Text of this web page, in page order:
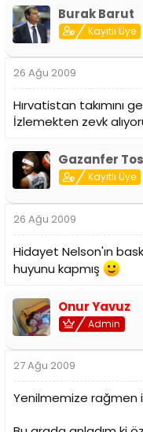
Burak Barut
Kayıtlı Üye
26 Ağu 2009
Hırvatistan takımını
İzlemekten zevk
Gazanfer
Kayıtlı Üye
26 Ağu 2009
Hidayet Nelson'ın
huyunu kapmış
Onur Yavuz
Admin
27 Ağu 2009
Yenilmemize rağmen